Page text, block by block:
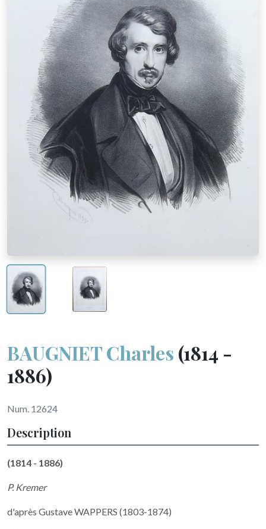
BAUGNIET Charles (1814 -
1886)
Num. 12624
Description
(1814 - 1886)
P. Kremer
d'après Gustave WAPPERS (1803-1874)